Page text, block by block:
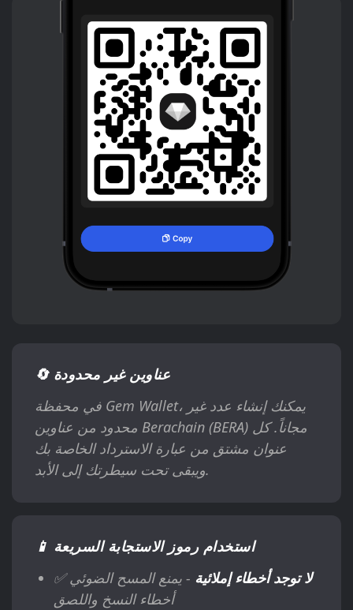
🔄 عناوين غير محدودة
في محفظة Gem Wallet، يمكنك إنشاء عدد غير
محدود من عناوين Berachain (BERA) مجاناً. كل
عنوان مشتق من عبارة الاسترداد الخاصة بك
ويبقى تحت سيطرتك إلى الأبد.
📱 استخدام رموز الاستجابة السريعة
✅
لا توجد أخطاء إملائية - يمنع المسح الضوئي
أخطاء النسخ واللصق